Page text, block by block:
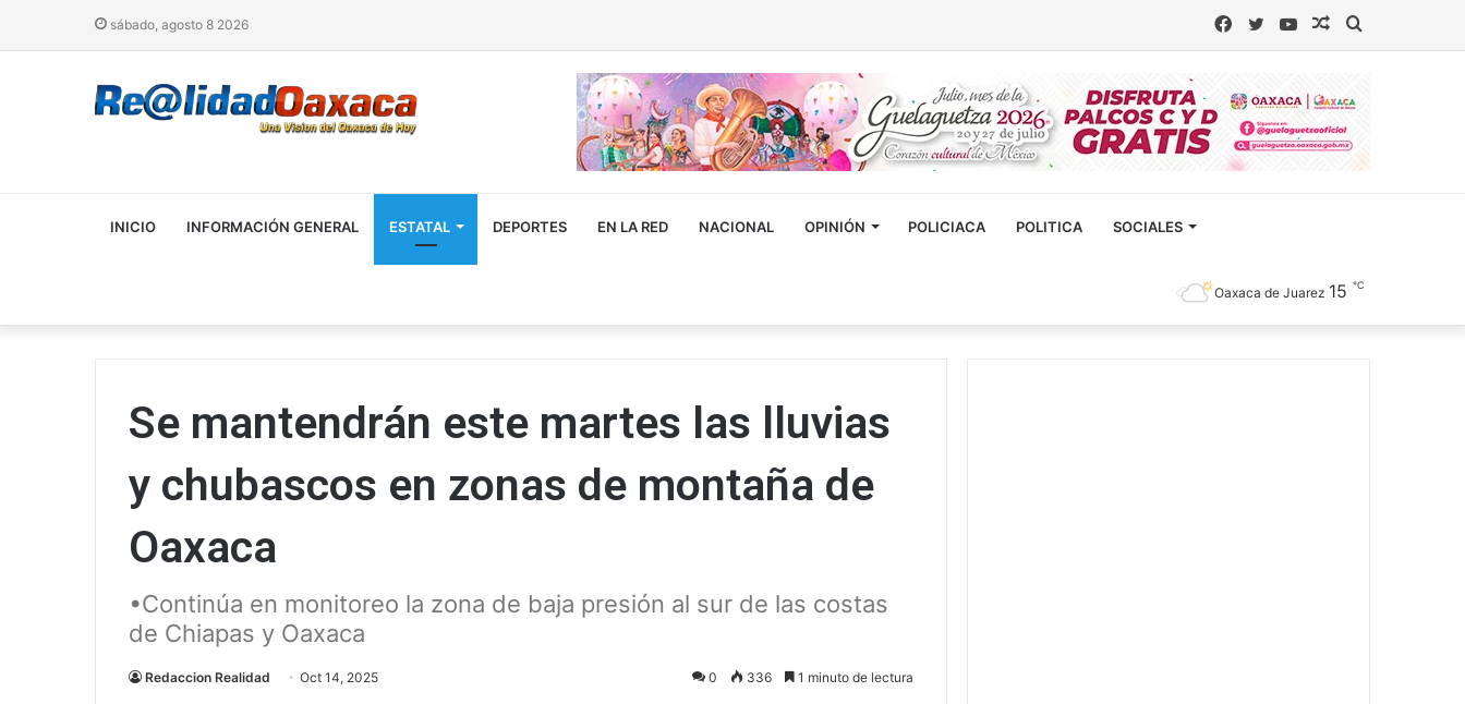
sábado, agosto 8 2026 Buscar
Artículo
YouTube
Twitter
Facebook
INICIO INFORMACIÓN GENERAL ESTATAL DEPORTES EN LA RED NACIONAL OPINIÓN POLICIACA POLITICA SOCIALES
Oaxaca de Juarez 15 ℃
Se mantendrán este martes las lluvias
y chubascos en zonas de montaña de
Oaxaca
•Continúa en monitoreo la zona de baja presión al sur de las costas
de Chiapas y Oaxaca
Redaccion Realidad Oct 14, 2025 0 336 1 minuto de lectura